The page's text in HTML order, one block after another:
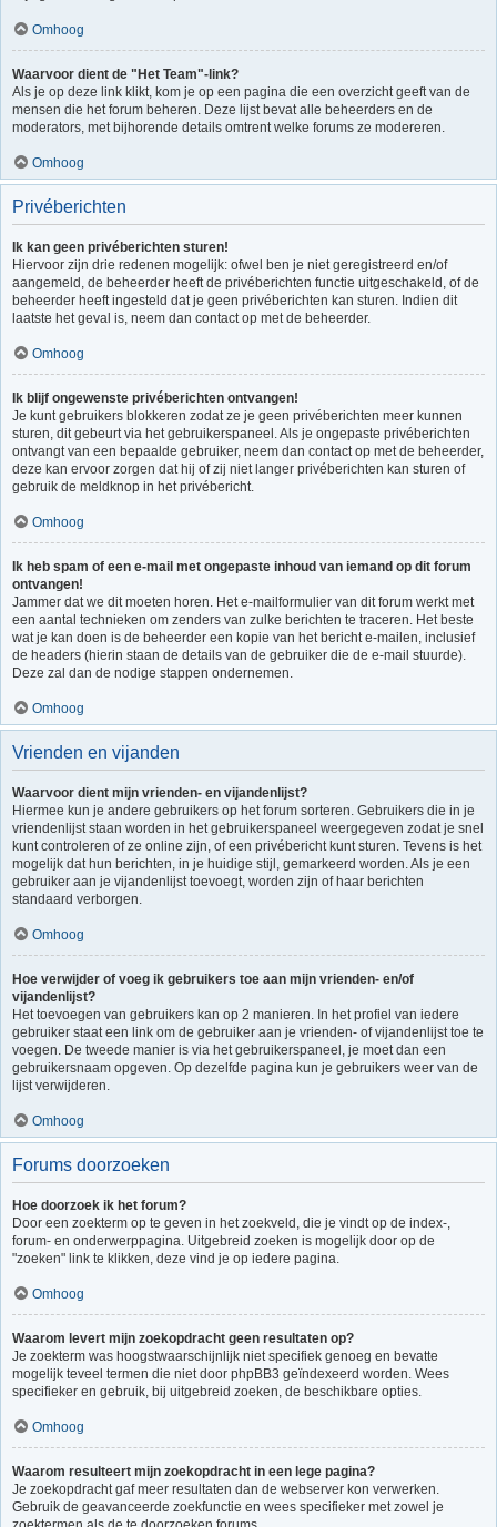
Omhoog
Waarvoor dient de "Het Team"-link?
Als je op deze link klikt, kom je op een pagina die een overzicht geeft van de
mensen die het forum beheren. Deze lijst bevat alle beheerders en de
moderators, met bijhorende details omtrent welke forums ze modereren.
Omhoog
Privéberichten
Ik kan geen privéberichten sturen!
Hiervoor zijn drie redenen mogelijk: ofwel ben je niet geregistreerd en/of
aangemeld, de beheerder heeft de privéberichten functie uitgeschakeld, of de
beheerder heeft ingesteld dat je geen privéberichten kan sturen. Indien dit
laatste het geval is, neem dan contact op met de beheerder.
Omhoog
Ik blijf ongewenste privéberichten ontvangen!
Je kunt gebruikers blokkeren zodat ze je geen privéberichten meer kunnen
sturen, dit gebeurt via het gebruikerspaneel. Als je ongepaste privéberichten
ontvangt van een bepaalde gebruiker, neem dan contact op met de beheerder,
deze kan ervoor zorgen dat hij of zij niet langer privéberichten kan sturen of
gebruik de meldknop in het privébericht.
Omhoog
Ik heb spam of een e-mail met ongepaste inhoud van iemand op dit forum
ontvangen!
Jammer dat we dit moeten horen. Het e-mailformulier van dit forum werkt met
een aantal technieken om zenders van zulke berichten te traceren. Het beste
wat je kan doen is de beheerder een kopie van het bericht e-mailen, inclusief
de headers (hierin staan de details van de gebruiker die de e-mail stuurde).
Deze zal dan de nodige stappen ondernemen.
Omhoog
Vrienden en vijanden
Waarvoor dient mijn vrienden- en vijandenlijst?
Hiermee kun je andere gebruikers op het forum sorteren. Gebruikers die in je
vriendenlijst staan worden in het gebruikerspaneel weergegeven zodat je snel
kunt controleren of ze online zijn, of een privébericht kunt sturen. Tevens is het
mogelijk dat hun berichten, in je huidige stijl, gemarkeerd worden. Als je een
gebruiker aan je vijandenlijst toevoegt, worden zijn of haar berichten
standaard verborgen.
Omhoog
Hoe verwijder of voeg ik gebruikers toe aan mijn vrienden- en/of
vijandenlijst?
Het toevoegen van gebruikers kan op 2 manieren. In het profiel van iedere
gebruiker staat een link om de gebruiker aan je vrienden- of vijandenlijst toe te
voegen. De tweede manier is via het gebruikerspaneel, je moet dan een
gebruikersnaam opgeven. Op dezelfde pagina kun je gebruikers weer van de
lijst verwijderen.
Omhoog
Forums doorzoeken
Hoe doorzoek ik het forum?
Door een zoekterm op te geven in het zoekveld, die je vindt op de index-,
forum- en onderwerppagina. Uitgebreid zoeken is mogelijk door op de
"zoeken" link te klikken, deze vind je op iedere pagina.
Omhoog
Waarom levert mijn zoekopdracht geen resultaten op?
Je zoekterm was hoogstwaarschijnlijk niet specifiek genoeg en bevatte
mogelijk teveel termen die niet door phpBB3 geïndexeerd worden. Wees
specifieker en gebruik, bij uitgebreid zoeken, de beschikbare opties.
Omhoog
Waarom resulteert mijn zoekopdracht in een lege pagina?
Je zoekopdracht gaf meer resultaten dan de webserver kon verwerken.
Gebruik de geavanceerde zoekfunctie en wees specifieker met zowel je